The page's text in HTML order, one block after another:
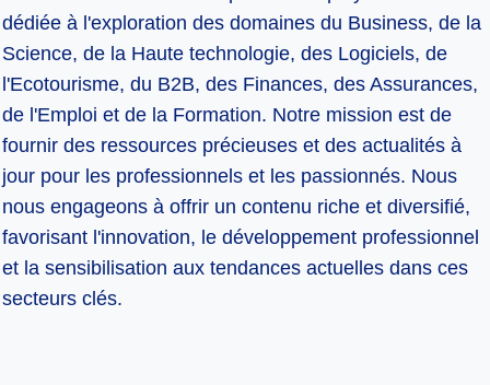
dédiée à l'exploration des domaines du Business, de la
Science, de la Haute technologie, des Logiciels, de
l'Ecotourisme, du B2B, des Finances, des Assurances,
de l'Emploi et de la Formation. Notre mission est de
fournir des ressources précieuses et des actualités à
jour pour les professionnels et les passionnés. Nous
nous engageons à offrir un contenu riche et diversifié,
favorisant l'innovation, le développement professionnel
et la sensibilisation aux tendances actuelles dans ces
secteurs clés.